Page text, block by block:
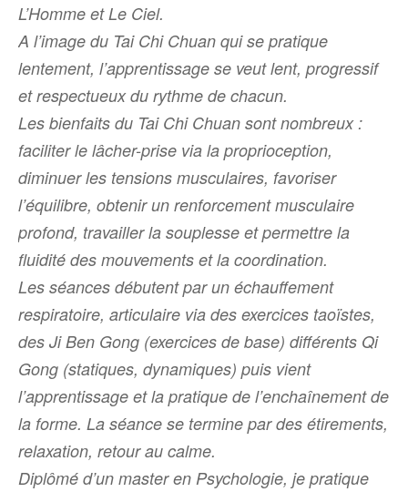
L’Homme et Le Ciel.
A l’image du Tai Chi Chuan qui se pratique
lentement, l’apprentissage se veut lent, progressif
et respectueux du rythme de chacun.
Les bienfaits du Tai Chi Chuan sont nombreux :
faciliter le lâcher-prise via la proprioception,
diminuer les tensions musculaires, favoriser
l’équilibre, obtenir un renforcement musculaire
profond, travailler la souplesse et permettre la
fluidité des mouvements et la coordination.
Les séances débutent par un échauffement
respiratoire, articulaire via des exercices taoïstes,
des Ji Ben Gong (exercices de base) différents Qi
Gong (statiques, dynamiques) puis vient
l’apprentissage et la pratique de l’enchaînement de
la forme. La séance se termine par des étirements,
relaxation, retour au calme.
Diplômé d’un master en Psychologie, je pratique